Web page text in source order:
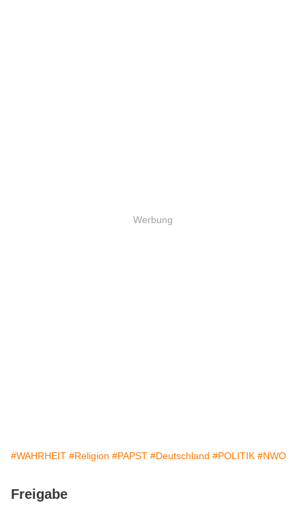
Werbung
#WAHRHEIT #Religion #PAPST #Deutschland #POLITIK #NWO
Freigabe